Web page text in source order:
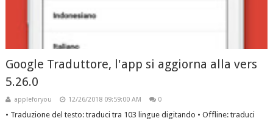
Google Traduttore, l'app si aggiorna alla vers
5.26.0
appleforyou 12/26/2018 09:59:00 AM 0
• Traduzione del testo: traduci tra 103 lingue digitando • Offline: traduci